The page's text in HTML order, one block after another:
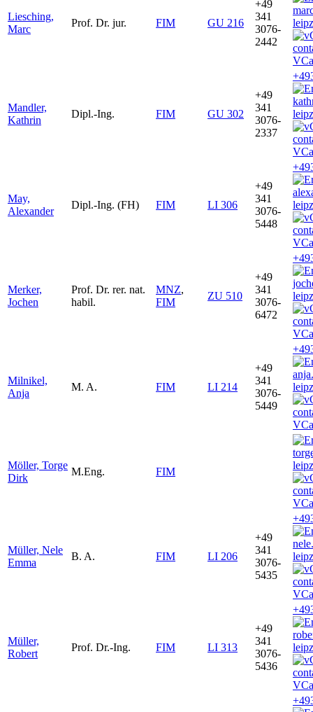
Liesching,
Marc
Prof. Dr. jur. FIM GU 216
+49
341
3076-
2442
Mandler,
Kathrin
Dipl.-Ing. FIM GU 302
+49
341
3076-
2337
May,
Alexander
Dipl.-Ing. (FH) FIM LI 306
+49
341
3076-
5448
Merker,
Jochen
Prof. Dr. rer. nat.
habil.
MNZ,
FIM
ZU 510
+49
341
3076-
6472
Milnikel,
Anja
M. A. FIM LI 214
+49
341
3076-
5449
Möller, Torge
Dirk
M.Eng. FIM
Müller, Nele
Emma
B. A. FIM LI 206
+49
341
3076-
5435
Müller,
Robert
Prof. Dr.-Ing. FIM LI 313
+49
341
3076-
5436